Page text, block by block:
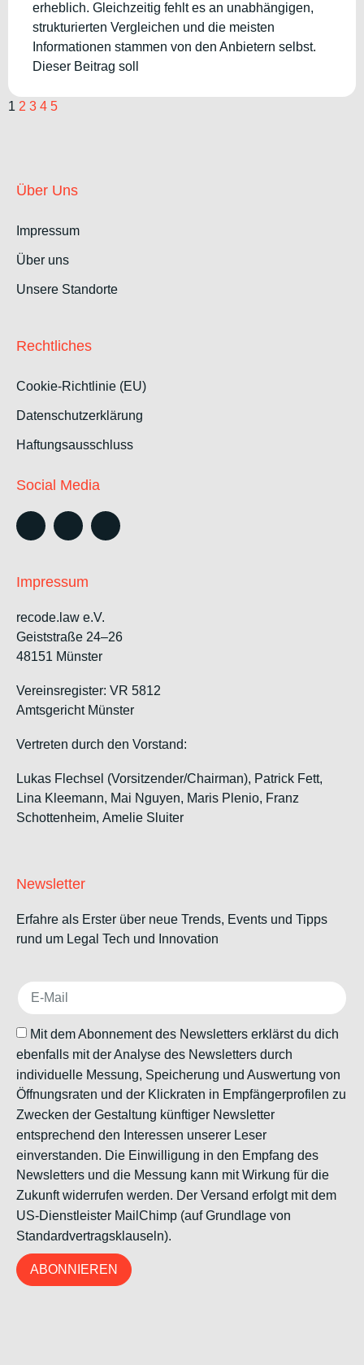
erheblich. Gleichzeitig fehlt es an unabhängigen,
strukturierten Vergleichen und die meisten
Informationen stammen von den Anbietern selbst.
Dieser Beitrag soll
1 2 3 4 5
Über Uns
Impressum
Über uns
Unsere Standorte
Rechtliches
Cookie-Richtlinie (EU)
Datenschutzerklärung
Haftungsausschluss
Social Media
Impressum
recode.law e.V.
Geiststraße 24–26
48151 Münster
Vereinsregister: VR 5812
Amtsgericht Münster
Vertreten durch den Vorstand:
Lukas Flechsel (Vorsitzender/Chairman), Patrick Fett,
Lina Kleemann, Mai Nguyen, Maris Plenio, Franz
Schottenheim, Amelie Sluiter
Newsletter
Erfahre als Erster über neue Trends, Events und Tipps
rund um Legal Tech und Innovation
Mit dem Abonnement des Newsletters erklärst du dich
ebenfalls mit der Analyse des Newsletters durch
individuelle Messung, Speicherung und Auswertung von
Öffnungsraten und der Klickraten in Empfängerprofilen zu
Zwecken der Gestaltung künftiger Newsletter
entsprechend den Interessen unserer Leser
einverstanden. Die Einwilligung in den Empfang des
Newsletters und die Messung kann mit Wirkung für die
Zukunft widerrufen werden. Der Versand erfolgt mit dem
US-Dienstleister MailChimp (auf Grundlage von
Standardvertragsklauseln).
ABONNIEREN